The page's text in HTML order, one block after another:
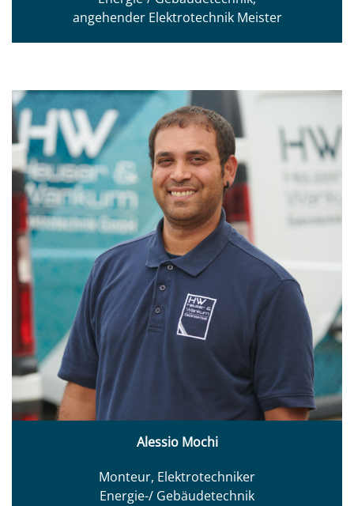
angehender Elektrotechnik Meister
Alessio Mochi
Monteur, Elektrotechniker
Energie-/ Gebäudetechnik